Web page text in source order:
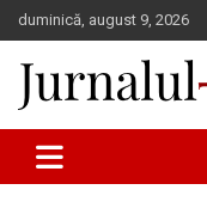
Skip
to
content
duminică, august 9, 2026
Jurnalul